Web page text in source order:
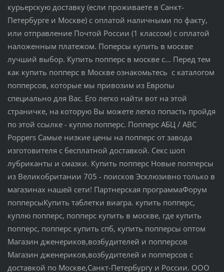
курьерскую доставку (если проживаете в Санкт-
Петербурге и Москве) с оплатой наличными по факту,
или отправление Почтой России (1 классом) с оплатой
наложенным платежом. Поперсы купить в москве
лучший выбор. Купить попперс в москве с... Перед тем
как купить попперс в Москве ознакомьтесь с каталогом
попперсов, которые мы привозим из Европы
специально для Вас. Его легко найти вот на этой
страничке, на которую Вы можете легко попасть пройдя
по этой ссылке - куплю попперс. Попперс АБЦ / ABC
Poppers Самые низкие цены на попперс от завода
изготовителя с бесплатной доставкой. Секс шоп
лубриканты и смазки. Купить попперс Новые попперсы
из Великобритании 705 - поисков Эсклюзивно только в
магазинах нашей сети! Партнерская программаФорум
попперсыКупить таблетки виагра. купить попперс,
куплю попперс, попперс купить в москве, где купить
попперс, попперс купить спб, купить попперсы оптом
Магазин дженериков,возбудителей и попперсов
Магазин дженериков,возбудителей и попперсов с
доставкой по Москве,Санкт-Петербургу и России. ООО